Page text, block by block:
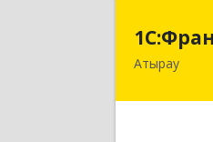
Атырау